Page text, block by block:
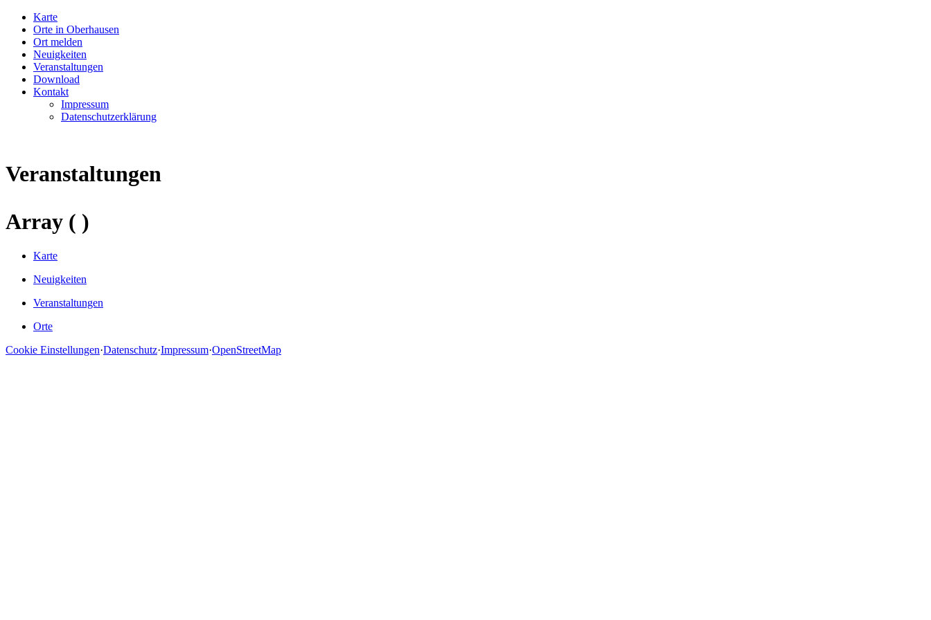
Karte
Orte in Oberhausen
Ort melden
Neuigkeiten
Veranstaltungen
Download
Kontakt
Impressum
Datenschutzerklärung
Veranstaltungen
Array ( )
Karte
Neuigkeiten
Veranstaltungen
Orte
Cookie Einstellungen·Datenschutz·Impressum·OpenStreetMap